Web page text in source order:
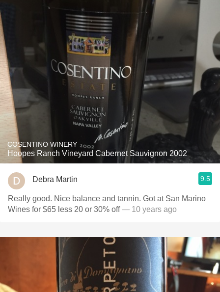
COSENTINO WINERY
Hoopes Ranch Vineyard Cabernet Sauvignon 2002
Debra Martin 9.5
Really good. Nice balance and tannin. Got at San Marino
Wines for $65 less 20 or 30% off— 10 years ago